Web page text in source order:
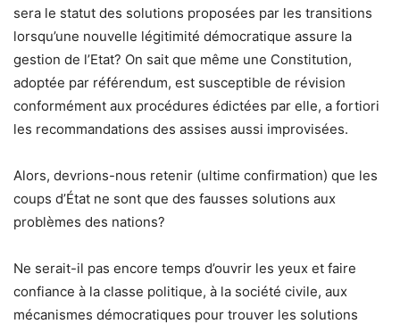
sera le statut des solutions proposées par les transitions
lorsqu’une nouvelle légitimité démocratique assure la
gestion de l’Etat? On sait que même une Constitution,
adoptée par référendum, est susceptible de révision
conformément aux procédures édictées par elle, a fortiori
les recommandations des assises aussi improvisées.
Alors, devrions-nous retenir (ultime confirmation) que les
coups d’État ne sont que des fausses solutions aux
problèmes des nations?
Ne serait-il pas encore temps d’ouvrir les yeux et faire
confiance à la classe politique, à la société civile, aux
mécanismes démocratiques pour trouver les solutions